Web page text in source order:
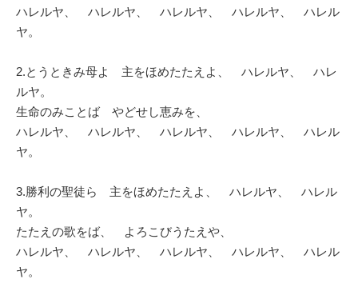
ハレルヤ、 ハレルヤ、 ハレルヤ、 ハレルヤ、 ハレル
ヤ。
2.とうときみ母よ 主をほめたたえよ、 ハレルヤ、 ハレ
ルヤ。
生命のみことば やどせし恵みを、
ハレルヤ、 ハレルヤ、 ハレルヤ、 ハレルヤ、 ハレル
ヤ。
3.勝利の聖徒ら 主をほめたたえよ、 ハレルヤ、 ハレル
ヤ。
たたえの歌をば、 よろこびうたえや、
ハレルヤ、 ハレルヤ、 ハレルヤ、 ハレルヤ、 ハレル
ヤ。